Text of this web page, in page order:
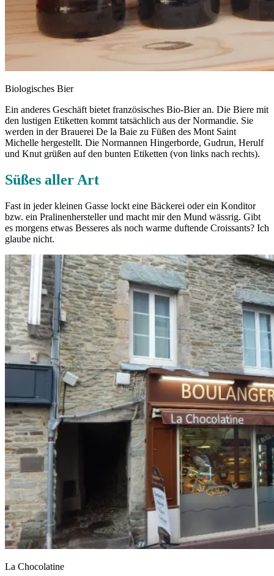
Biologisches Bier
Ein anderes Geschäft bietet französisches Bio-Bier an. Die Biere mit
den lustigen Etiketten kommt tatsächlich aus der Normandie. Sie
werden in der Brauerei De la Baie zu Füßen des Mont Saint
Michelle hergestellt. Die Normannen Hingerborde, Gudrun, Herulf
und Knut grüßen auf den bunten Etiketten (von links nach rechts).
Süßes aller Art
Fast in jeder kleinen Gasse lockt eine Bäckerei oder ein Konditor
bzw. ein Pralinenhersteller und macht mir den Mund wässrig. Gibt
es morgens etwas Besseres als noch warme duftende Croissants? Ich
glaube nicht.
La Chocolatine